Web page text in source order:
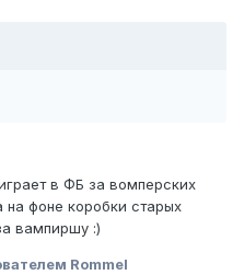
в ФБ за вомперских
на фоне коробки старых
вампиршу :)
Rommel